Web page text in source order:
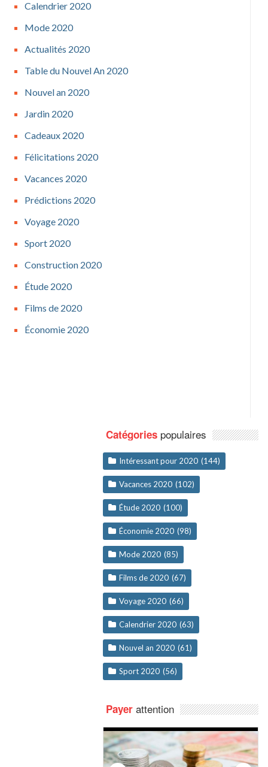
Calendrier 2020
Mode 2020
Actualités 2020
Table du Nouvel An 2020
Nouvel an 2020
Jardin 2020
Cadeaux 2020
Félicitations 2020
Vacances 2020
Prédictions 2020
Voyage 2020
Sport 2020
Construction 2020
Étude 2020
Films de 2020
Économie 2020
Catégories populaires
Intéressant pour 2020 (144)
Vacances 2020 (102)
Étude 2020 (100)
Économie 2020 (98)
Mode 2020 (85)
Films de 2020 (67)
Voyage 2020 (66)
Calendrier 2020 (63)
Nouvel an 2020 (61)
Sport 2020 (56)
Payerattention